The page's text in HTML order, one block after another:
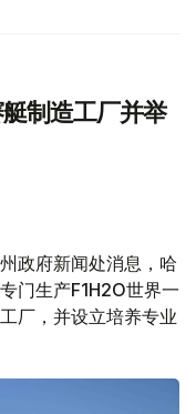
制造工厂并举
政府新闻处消息，哈
门生产F1H2O世界一
厂，并设立培养专业